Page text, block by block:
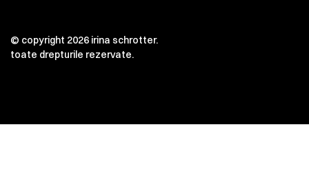
© copyright 2026 irina schrotter.
toate drepturile rezervate.